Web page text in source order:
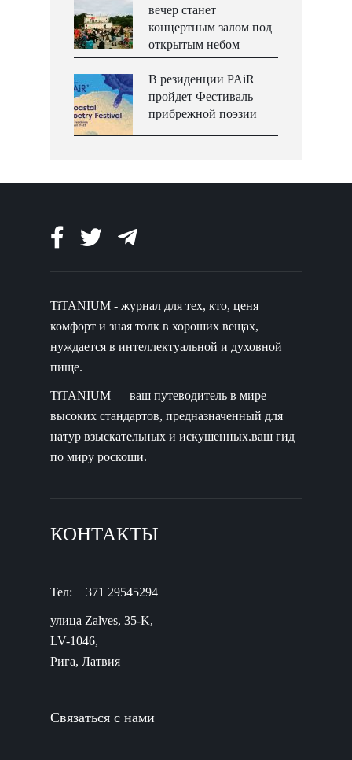
вечер станет
концертным залом под
открытым небом
В резиденции PAiR
пройдет Фестиваль
прибрежной поэзии
TiTANIUM - журнал для тех, кто, ценя
комфорт и зная толк в хороших вещах,
нуждается в интеллектуальной и духовной
пище.
TiTANIUM — ваш путеводитель в мире
высоких стандартов, предназначенный для
натур взыскательных и искушенных.ваш гид
по миру роскоши.
КОНТАКТЫ
Тел: + 371 29545294
улица Zalves, 35-K,
LV-1046,
Рига, Латвия
Связаться с нами